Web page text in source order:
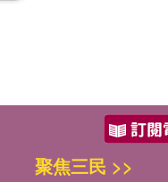
聚焦三民 >>